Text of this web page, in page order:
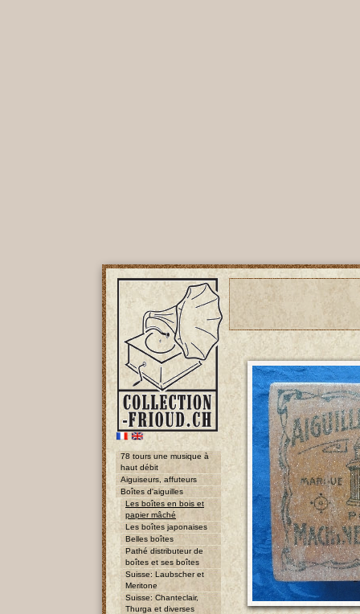
78 tours une musique à
haut débit
Aiguiseurs, affuteurs
Boîtes d'aiguilles
Les boîtes en bois et
papier mâché
Les boîtes japonaises
Belles boîtes
Pathé distributeur de
boîtes et ses boîtes
Suisse: Laubscher et
Meritone
Suisse: Chanteclair,
Thurga et diverses